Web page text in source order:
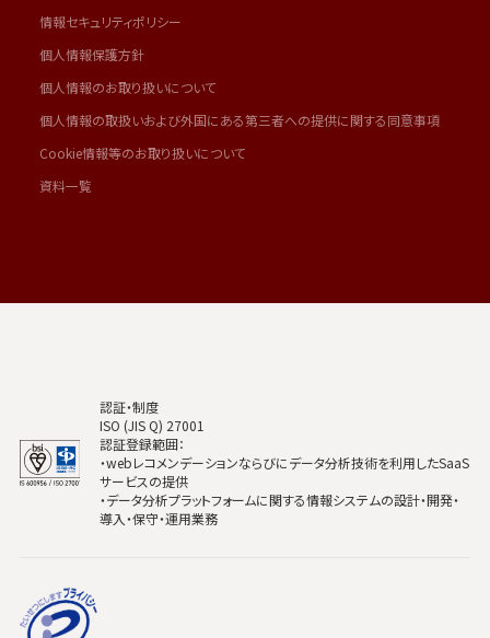
情報セキュリティポリシー
個人情報保護方針
個人情報のお取り扱いについて
個人情報の取扱いおよび外国にある第三者への提供に関する同意事項
Cookie情報等のお取り扱いについて
資料一覧
認証・制度
ISO (JIS Q) 27001
認証登録範囲：
・webレコメンデーションならびにデータ分析技術を利用したSaaS
サービスの提供
・データ分析プラットフォームに関する情報システムの設計・開発・
導入・保守・運用業務